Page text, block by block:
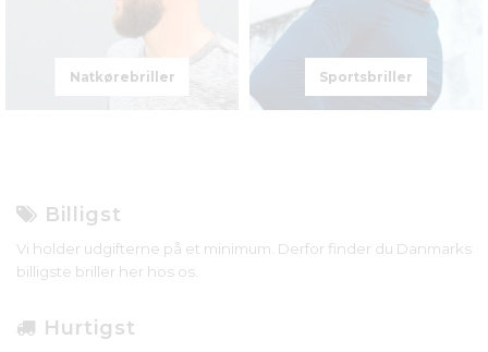
Natkørebriller Sportsbriller
Billigst
Vi holder udgifterne på et minimum. Derfor finder du Danmarks
billigste briller her hos os.
Hurtigst